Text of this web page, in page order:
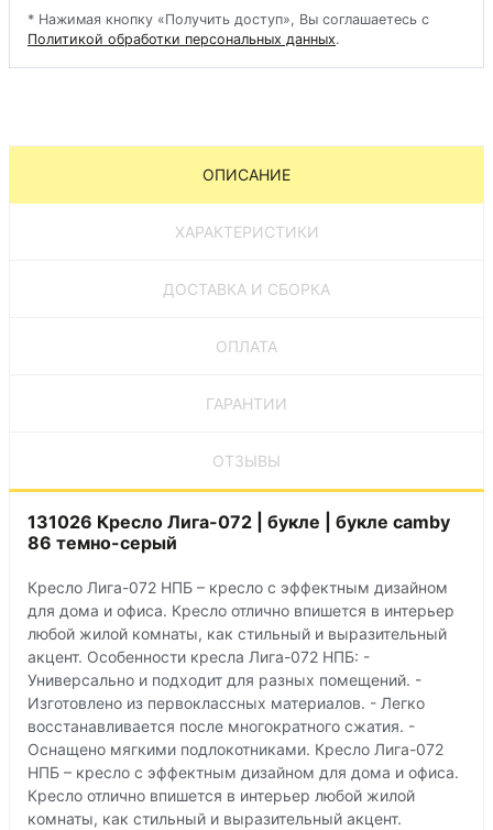
* Нажимая кнопку «Получить доступ», Вы соглашаетесь с
Политикой обработки персональных данных.
ОПИСАНИЕ
ХАРАКТЕРИСТИКИ
ДОСТАВКА И СБОРКА
ОПЛАТА
ГАРАНТИИ
ОТЗЫВЫ
131026 Кресло Лига-072 | букле | букле camby
86 темно-серый
Кресло Лига-072 НПБ – кресло с эффектным дизайном
для дома и офиса. Кресло отлично впишется в интерьер
любой жилой комнаты, как стильный и выразительный
акцент. Особенности кресла Лига-072 НПБ: -
Универсально и подходит для разных помещений. -
Изготовлено из первоклассных материалов. - Легко
восстанавливается после многократного сжатия. -
Оснащено мягкими подлокотниками. Кресло Лига-072
НПБ – кресло с эффектным дизайном для дома и офиса.
Кресло отлично впишется в интерьер любой жилой
комнаты, как стильный и выразительный акцент.